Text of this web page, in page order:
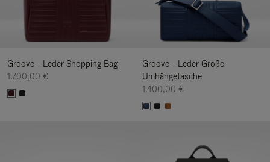
Groove - Leder Shopping Bag
1.700,00 €
Groove - Leder Große
Umhängetasche
1.400,00 €